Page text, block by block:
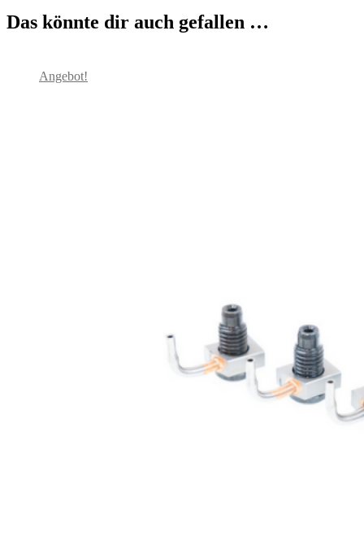
Das könnte dir auch gefallen …
Angebot!